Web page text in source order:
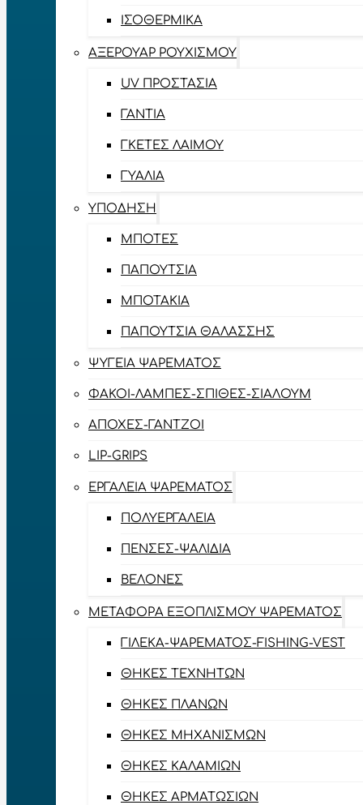
ΙΣΟΘΕΡΜΙΚΆ
ΑΞΕΡΟΥΆΡ ΡΟΥΧΙΣΜΟΎ
UV ΠΡΟΣΤΑΣΊΑ
ΓΆΝΤΙΑ
ΓΚΈΤΕΣ ΛΑΊΜΟΥ
ΓΥΑΛΙΆ
ΥΠΌΔΗΣΗ
ΜΠΌΤΕΣ
ΠΑΠΟΎΤΣΙΑ
ΜΠΟΤΆΚΙΑ
ΠΑΠΟΎΤΣΙΑ ΘΑΛΆΣΣΗΣ
ΨΥΓΕΊΑ ΨΑΡΈΜΑΤΟΣ
ΦΑΚΟΊ-ΛΆΜΠΕΣ-ΣΠΊΘΕΣ-ΣΊΑΛΟΥΜ
ΑΠΌΧΕΣ-ΓΆΝΤΖΟΙ
LIP-GRIPS
EΡΓΑΛΕΊΑ ΨΑΡΈΜΑΤΟΣ
ΠΟΛΥΕΡΓΑΛΕΊΑ
ΠΈΝΣΕΣ-ΨΑΛΊΔΙΑ
ΒΕΛΌΝΕΣ
ΜΕΤΑΦΟΡΆ ΕΞΟΠΛΙΣΜΟΎ ΨΑΡΈΜΑΤΟΣ
ΓΙΛΈΚΑ-ΨΑΡΈΜΑΤΟΣ-FISHING-VEST
ΘΉΚΕΣ ΤΕΧΝΗΤΏΝ
ΘΉΚΕΣ ΠΛΆΝΩΝ
ΘΉΚΕΣ ΜΗΧΑΝΙΣΜΏΝ
ΘΉΚΕΣ ΚΑΛΑΜΙΏΝ
ΘΉΚΕΣ ΑΡΜΑΤΩΣΙΏΝ